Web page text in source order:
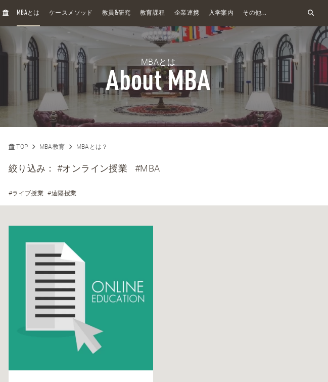
H
MBAとは ケースメソッド 教員&研究 教育課程 企業連携 入学案内 その他...
MBAとは
About MBA
TOP MBA教育 MBAとは？
絞り込み：#オンライン授業 #MBA
#ライブ授業 #遠隔授業